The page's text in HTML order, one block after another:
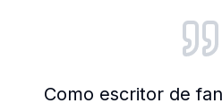
Como escritor de